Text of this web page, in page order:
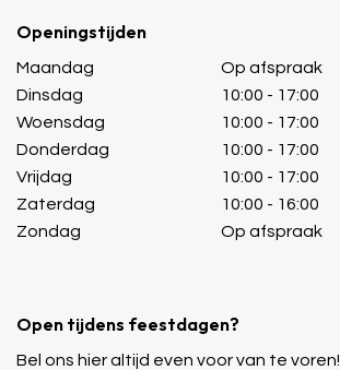
Openingstijden
Maandag
Dinsdag
Woensdag
Donderdag
Vrijdag
Zaterdag
Zondag
Op afspraak
10:00 - 17:00
10:00 - 17:00
10:00 - 17:00
10:00 - 17:00
10:00 - 16:00
Op afspraak
Open tijdens feestdagen?
Bel ons hier altijd even voor van te voren!